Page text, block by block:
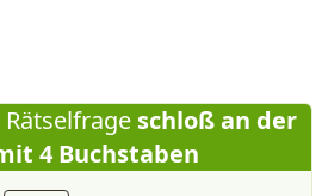
schloß an der
4 Buchstaben